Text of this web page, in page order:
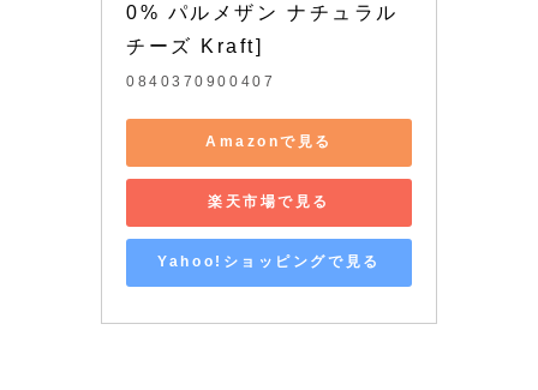
0% パルメザン ナチュラル
チーズ Kraft]
0840370900407
Amazonで見る
楽天市場で見る
Yahoo!ショッピングで見る